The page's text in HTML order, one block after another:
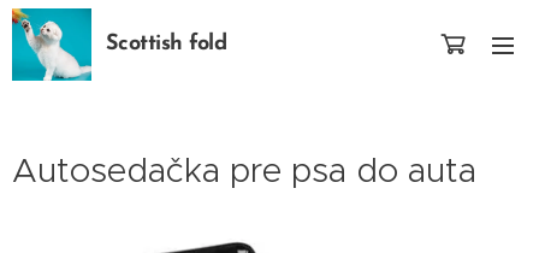
Scottish fold
Autosedačka pre psa do auta